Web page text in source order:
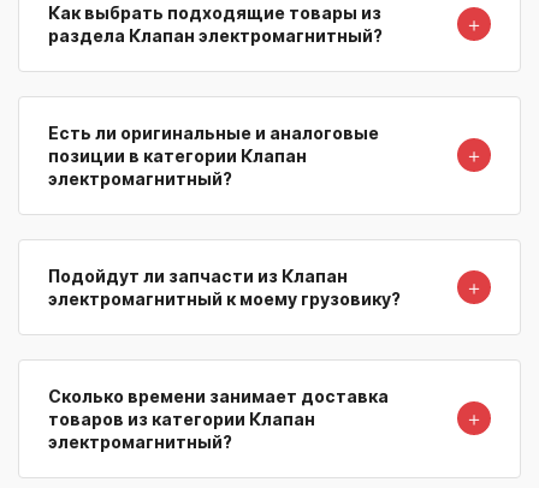
Как выбрать подходящие товары из
раздела Клапан электромагнитный?
＋
Есть ли оригинальные и аналоговые
позиции в категории Клапан
электромагнитный?
＋
Подойдут ли запчасти из Клапан
электромагнитный к моему грузовику?
＋
Сколько времени занимает доставка
товаров из категории Клапан
электромагнитный?
＋